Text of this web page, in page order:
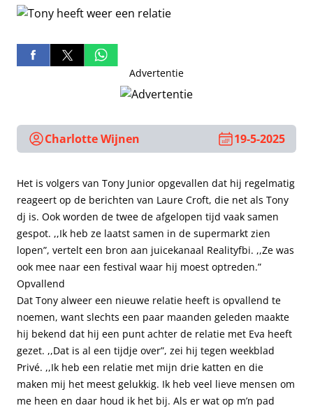
Advertentie
Charlotte Wijnen 19-5-2025
Het is volgers van Tony Junior opgevallen dat hij regelmatig
reageert op de berichten van Laure Croft, die net als Tony
dj is. Ook worden de twee de afgelopen tijd vaak samen
gespot. ,,Ik heb ze laatst samen in de supermarkt zien
lopen”, vertelt een bron aan juicekanaal Realityfbi. ,,Ze was
ook mee naar een festival waar hij moest optreden.”
Opvallend
Dat Tony alweer een nieuwe relatie heeft is opvallend te
noemen, want slechts een paar maanden geleden maakte
hij bekend dat hij een punt achter de relatie met Eva heeft
gezet. ,,Dat is al een tijdje over”, zei hij tegen weekblad
Privé. ,,Ik heb een relatie met mijn drie katten en die
maken mij het meest gelukkig. Ik heb veel lieve mensen om
me heen en daar houd ik het bij. Als er wat op m’n pad